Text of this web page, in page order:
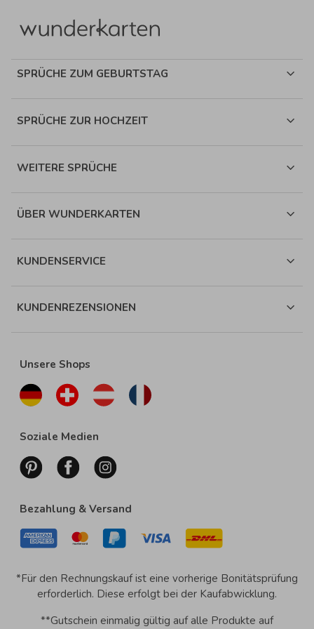
SPRÜCHE ZUM GEBURTSTAG
SPRÜCHE ZUR HOCHZEIT
WEITERE SPRÜCHE
ÜBER WUNDERKARTEN
KUNDENSERVICE
KUNDENREZENSIONEN
Unsere Shops
Soziale Medien
Bezahlung & Versand
*Für den Rechnungskauf ist eine vorherige Bonitätsprüfung
erforderlich. Diese erfolgt bei der Kaufabwicklung.
**Gutschein einmalig gültig auf alle Produkte auf